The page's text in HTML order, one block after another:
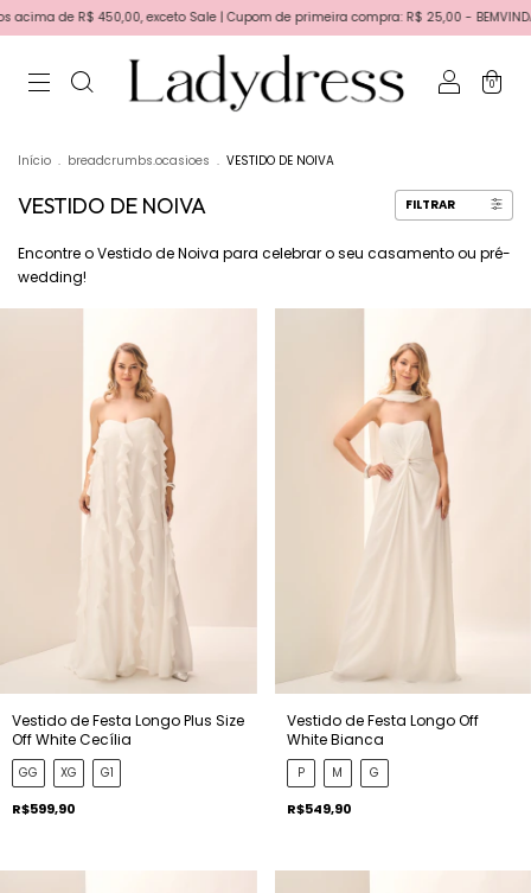
exceto Sale | Cupom de primeira compra: R$ 25,00 - BEMVINDA | Primeira troca
0
Início . breadcrumbs.ocasioes . VESTIDO DE NOIVA
VESTIDO DE NOIVA FILTRAR
Encontre o Vestido de Noiva para celebrar o seu casamento ou pré-
wedding!
Vestido de Festa Longo Plus Size
Off White Cecília
GG XG G1
R$599,90
Vestido de Festa Longo Off
White Bianca
P M G
R$549,90